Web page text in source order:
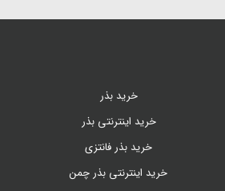
خرید بذر
خرید اینترنتی بذر
خرید بذر فانتزی
خرید اینترنتی بذر چمن